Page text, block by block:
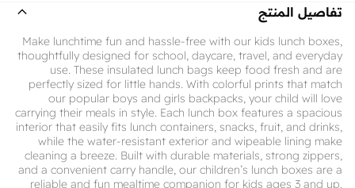
تفاصيل المنتج
Make lunchtime fun and hassle-free with our kids lunch boxes,
thoughtfully designed for school, daycare, travel, and everyday
use. These insulated lunch bags keep food fresh and are
perfectly sized for little hands. With colorful prints that match
our popular boys and girls backpacks, your child will love
carrying their meals in style. Each lunch box features a spacious
interior that easily fits lunch containers, snacks, fruit, and drinks,
while the water-resistant exterior and wipeable lining make
cleaning a breeze. Built with durable materials, strong zippers,
and a convenient carry handle, our children’s lunch boxes are a
reliable and fun mealtime companion for kids ages 3 and up.